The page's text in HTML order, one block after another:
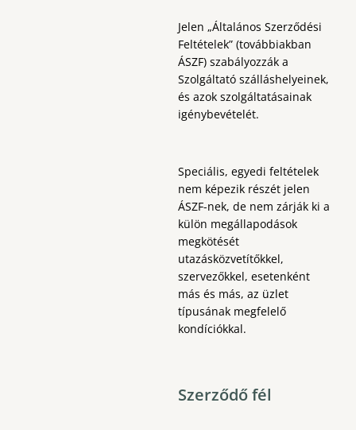
Jelen „Általános Szerződési
Feltételek” (továbbiakban
ÁSZF) szabályozzák a
Szolgáltató szálláshelyeinek,
és azok szolgáltatásainak
igénybevételét.
Speciális, egyedi feltételek
nem képezik részét jelen
ÁSZF-nek, de nem zárják ki a
külön megállapodások
megkötését
utazásközvetítőkkel,
szervezőkkel, esetenként
más és más, az üzlet
típusának megfelelő
kondíciókkal.
Szerződő fél